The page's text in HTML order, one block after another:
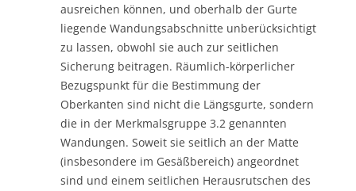
ausreichen können, und oberhalb der Gurte
liegende Wandungsabschnitte unberücksichtigt
zu lassen, obwohl sie auch zur seitlichen
Sicherung beitragen. Räumlich-körperlicher
Bezugspunkt für die Bestimmung der
Oberkanten sind nicht die Längsgurte, sondern
die in der Merkmalsgruppe 3.2 genannten
Wandungen. Soweit sie seitlich an der Matte
(insbesondere im Gesäßbereich) angeordnet
sind und einem seitlichen Herausrutschen des